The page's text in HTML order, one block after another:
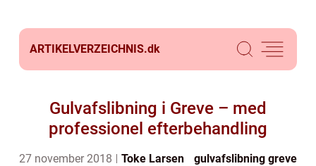
ARTIKELVERZEICHNIS.dk
Gulvafslibning i Greve – med
professionel efterbehandling
27 november 2018 Toke Larsen gulvafslibning greve